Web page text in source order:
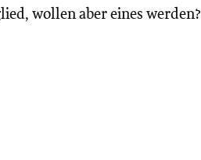
wollen aber eines werden?